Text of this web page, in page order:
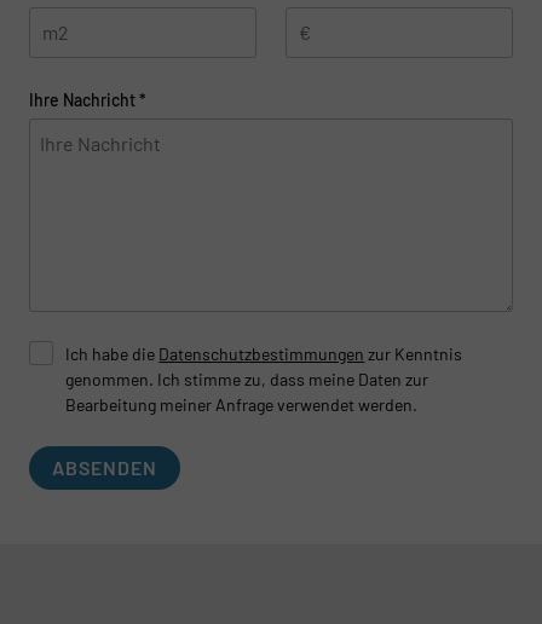
Ihre Nachricht*
Ich habe die Datenschutzbestimmungen zur Kenntnis
genommen. Ich stimme zu, dass meine Daten zur
Bearbeitung meiner Anfrage verwendet werden.
ABSENDEN